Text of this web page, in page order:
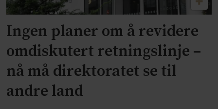
Ingen planer om å revidere
omdiskutert retningslinje –
nå må direktoratet se til
andre land